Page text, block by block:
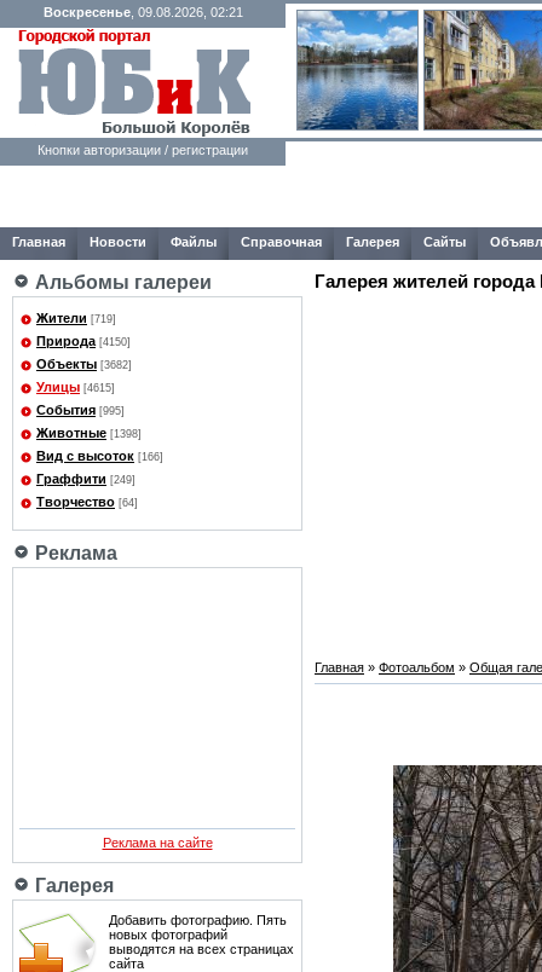
Воскресенье, 09.08.2026, 02:21
Кнопки авторизации / регистрации
Главная Новости Файлы Справочная Галерея Сайты
Альбомы галереи
Жители [719]
Природа [4150]
Объекты [3682]
Улицы [4615]
События [995]
Животные [1398]
Вид с высоток [166]
Граффити [249]
Творчество [64]
Реклама
Реклама на сайте
Галерея
Добавить фотографию. Пять
новых фотографий
выводятся на всех страницах
сайта
Галерея жителей города
Главная » Фотоальбом » Общая